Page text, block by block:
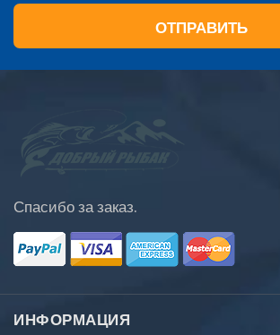
ОТПРАВИТЬ
Спасибо за заказ.
ИНФОРМАЦИЯ